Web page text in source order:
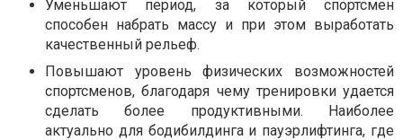
Уменьшают период, за который спортсмен
способен набрать массу и при этом выработать
качественный рельеф.
Повышают уровень физических возможностей
спортсменов, благодаря чему тренировки удается
сделать более продуктивными. Наиболее
актуально для бодибилдинга и пауэрлифтинга, где